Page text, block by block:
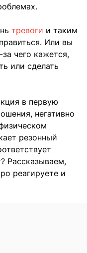
тревоги и таким
Или вы
чего кажется,
или сделать
в первую
негативно
резонный
Рассказываем,
реагируете и